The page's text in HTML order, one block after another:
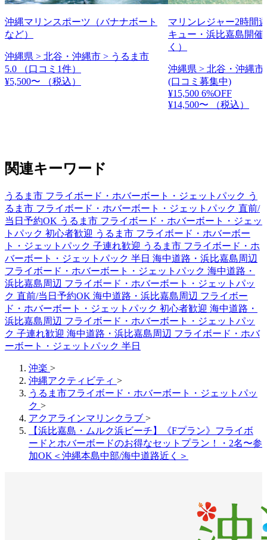
沖縄マリンスポーツ（バナナボート
など）
沖縄県 > 北谷・沖縄市 > うるま市
5.0
（口コミ1件）
¥5,500〜
（税込）
マリンレジャー2時間
キュー・浜比嘉島開催
く）
沖縄県 > 北谷・沖縄市
(口コミ募集中)
¥15,500 6%OFF
¥14,500〜
（税込）
関連キーワード
うるま市 フライボード・ホバーボート・ジェットパック う
るま市 フライボード・ホバーボート・ジェットパック 直前/
当日予約OK うるま市 フライボード・ホバーボート・ジェッ
トパック 初心者歓迎 うるま市 フライボード・ホバーボー
ト・ジェットパック 子連れ歓迎 うるま市 フライボード・ホ
バーボート・ジェットパック 半日 海中道路・浜比嘉島周辺
フライボード・ホバーボート・ジェットパック 海中道路・
浜比嘉島周辺 フライボード・ホバーボート・ジェットパッ
ク 直前/当日予約OK 海中道路・浜比嘉島周辺 フライボー
ド・ホバーボート・ジェットパック 初心者歓迎 海中道路・
浜比嘉島周辺 フライボード・ホバーボート・ジェットパッ
ク 子連れ歓迎 海中道路・浜比嘉島周辺 フライボード・ホバ
ーボート・ジェットパック 半日
沖楽 >
沖縄アクティビティ >
うるま市フライボード・ホバーボート・ジェットパッ
ク >
アクアラインマリンクラブ >
【浜比嘉島・ムルク浜ビーチ】《Fプラン》フライボ
ードとホバーボードのお得なセットプラン！・2名〜参
加OK＜沖縄本島中部/海中道路近く＞